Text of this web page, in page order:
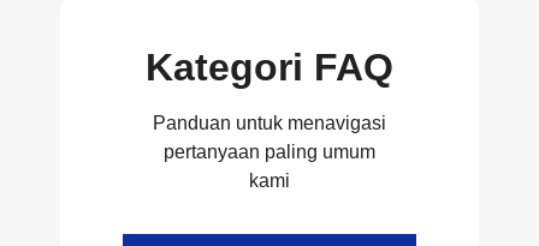
Kategori FAQ
Panduan untuk menavigasi
pertanyaan paling umum
kami